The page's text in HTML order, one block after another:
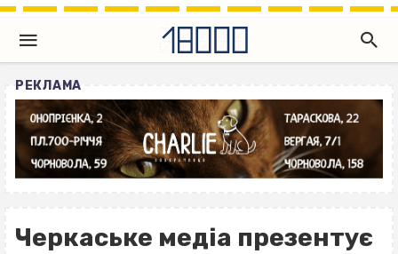
РЕКЛАМА
Черкаське медіа презентує